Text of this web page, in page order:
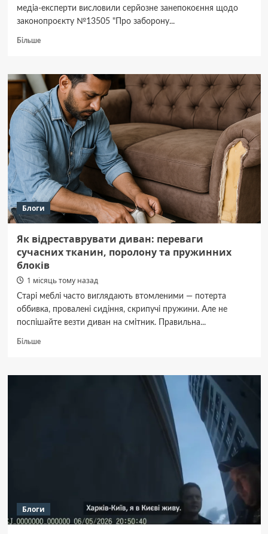
медіа-експерти висловили серйозне занепокоєння щодо
законопроєкту №13505 "Про заборону...
БільшеДокладніше
Загроза
свободі
слова?
Заборона
ворожих
ПЗ
ставить
під
удар
медіа.
Блоги
Як відреставрувати диван: переваги
сучасних тканин, поролону та пружинних
блоків
1 місяць тому назад
Старі меблі часто виглядають втомленими — потерта
оббивка, провалені сидіння, скрипучі пружини. Але не
поспішайте везти диван на смітник. Правильна...
БільшеДокладніше
відреставрувати
Блоги